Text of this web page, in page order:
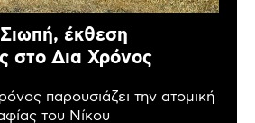
έκθεση
στο Δια Χρόνος
παρουσιάζει την ατομική
του Νίκου